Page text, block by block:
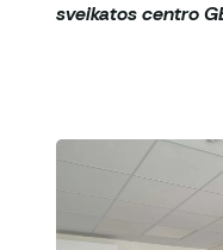
sveikatos centro